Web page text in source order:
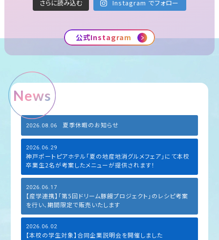
さらに読み込む Instagram でフォロー
公式Instagram
News
2026.08.06 夏季休暇のお知らせ
2026.06.29
神戸ポートピアホテル「夏の地産地消グルメフェア」にて本校
卒業生2名が考案したメニューが提供されます！
2026.06.17
【産学連携】「第5回ドリーム豚饅プロジェクト」のレシピ考案
を行い、期間限定で販売いたします
2026.06.02
【本校の学生対象】合同企業説明会を開催しました